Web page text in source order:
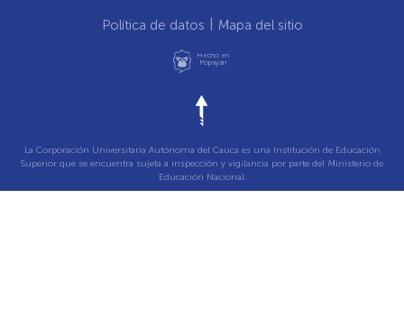
Política de datos Mapa del sitio
Hecho en
Popayán
La Corporación Universitaria Autónoma del Cauca es una Institución de Educación
Superior que se encuentra sujeta a inspección y vigilancia por parte del Ministerio de
Educación Nacional.